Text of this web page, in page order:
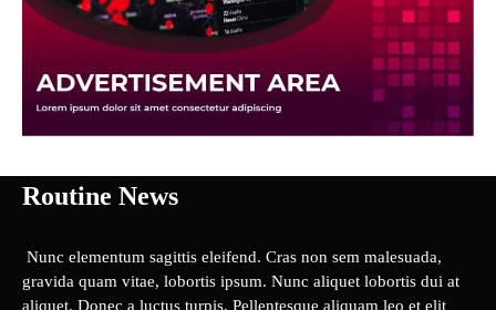
Routine News
Nunc elementum sagittis eleifend. Cras non sem malesuada,
gravida quam vitae, lobortis ipsum. Nunc aliquet lobortis dui at
aliquet. Donec a luctus turpis. Pellentesque aliquam leo et elit